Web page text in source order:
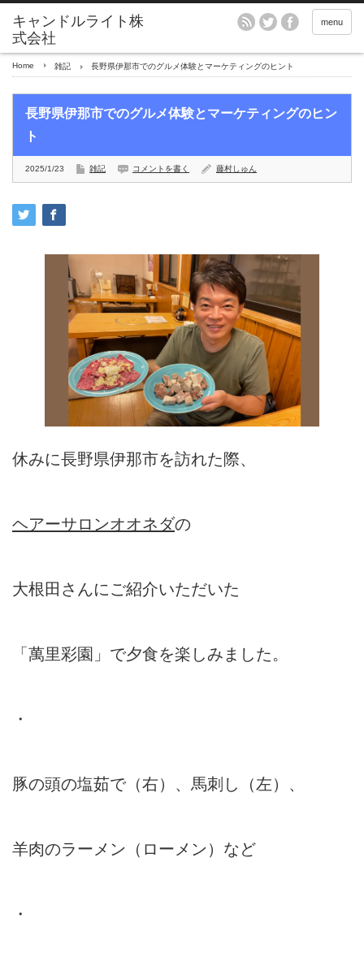
menu
Home 雑記 長野県伊那市でのグルメ体験とマーケティングのヒント
長野県伊那市でのグルメ体験とマーケティングのヒン
ト
2025/1/23 雑記 コメントを書く 藤村しゅん
休みに長野県伊那市を訪れた際、
ヘアーサロンオオネダの
大根田さんにご紹介いただいた
「萬里彩園」で夕食を楽しみました。
・
豚の頭の塩茹で（右）、馬刺し（左）、
羊肉のラーメン（ローメン）など
・